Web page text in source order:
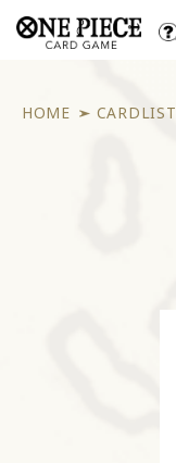
HOME CARDLIST